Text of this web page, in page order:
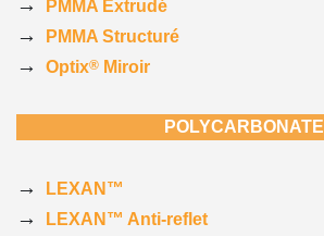
→ PMMA Extrudé
→ PMMA Structuré
→ Optix® Miroir
POLYCARBONATE
→ LEXAN™
→ LEXAN™ Anti-reflet